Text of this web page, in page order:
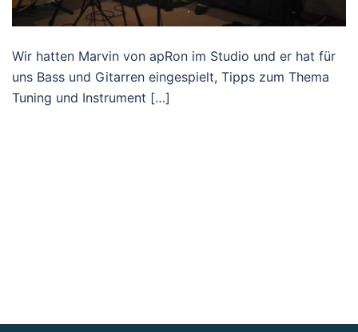
Wir hatten Marvin von apRon im Studio und er hat für
uns Bass und Gitarren eingespielt, Tipps zum Thema
Tuning und Instrument […]